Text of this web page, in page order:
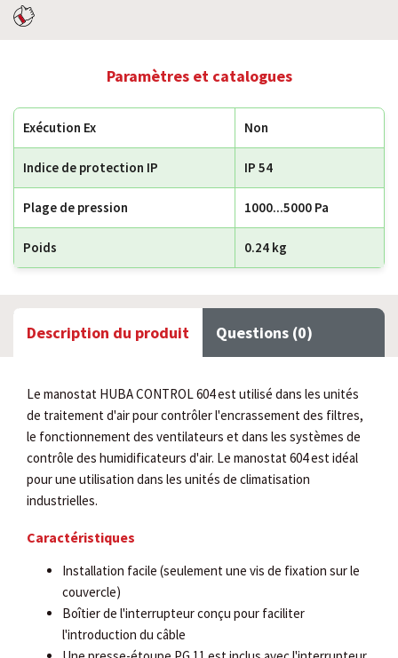
Paramètres et catalogues
Exécution Ex Non
Indice de protection IP IP 54
Plage de pression 1000...5000 Pa
Poids 0.24 kg
Description du produit Questions (0)
Le manostat HUBA CONTROL 604 est utilisé dans les unités
de traitement d'air pour contrôler l'encrassement des filtres,
le fonctionnement des ventilateurs et dans les systèmes de
contrôle des humidificateurs d'air. Le manostat 604 est idéal
pour une utilisation dans les unités de climatisation
industrielles.
Caractéristiques
Installation facile (seulement une vis de fixation sur le
couvercle)
Boîtier de l'interrupteur conçu pour faciliter
l'introduction du câble